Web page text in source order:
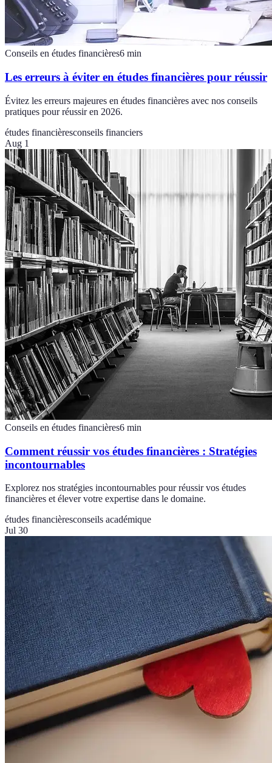
Conseils en études financières6 min
Les erreurs à éviter en études financières pour réussir
Évitez les erreurs majeures en études financières avec nos conseils
pratiques pour réussir en 2026.
études financièresconseils financiers
Aug 1
Conseils en études financières6 min
Comment réussir vos études financières : Stratégies
incontournables
Explorez nos stratégies incontournables pour réussir vos études
financières et élever votre expertise dans le domaine.
études financièresconseils académique
Jul 30